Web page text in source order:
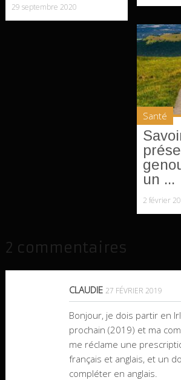
29 septembre 2020
Santé
un ...
2 février
2 commentaires
CLAUDIE 27 FÉVRIER 2019
Bonjour, je dois partir en
prochain (2019) et ma
me réclame une
français et anglais, et un
compléter en anglais.